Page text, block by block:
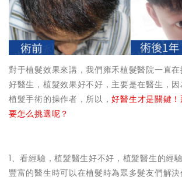
對于植髮效果來講，我們雍禾植髮醫院一直
好醫生，植髮效果好不好，主要是在醫生，
植髮手術的操作者，所以，好醫生才是關鍵
要怎么挑選呢？
1、看經驗，植髮醫生好不好，植髮醫生的經
豐富的醫生時可以在植髮時為眾多髮友們解